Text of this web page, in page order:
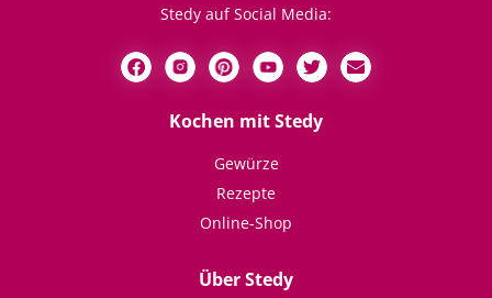
Stedy auf Social Media:
Kochen mit Stedy
Gewürze
Rezepte
Online-Shop
Über Stedy